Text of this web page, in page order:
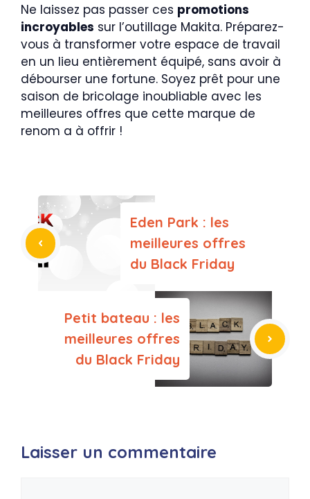
Ne laissez pas passer ces promotions
incroyables sur l’outillage Makita. Préparez-
vous à transformer votre espace de travail
en un lieu entièrement équipé, sans avoir à
débourser une fortune. Soyez prêt pour une
saison de bricolage inoubliable avec les
meilleures offres que cette marque de
renom a à offrir !
Eden Park : les
meilleures offres
du Black Friday
Petit bateau : les
meilleures offres
du Black Friday
Laisser un commentaire